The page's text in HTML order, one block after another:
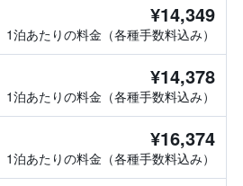
¥14,349
1泊あたりの料金（各種手数料込み）
¥14,378
1泊あたりの料金（各種手数料込み）
¥16,374
1泊あたりの料金（各種手数料込み）